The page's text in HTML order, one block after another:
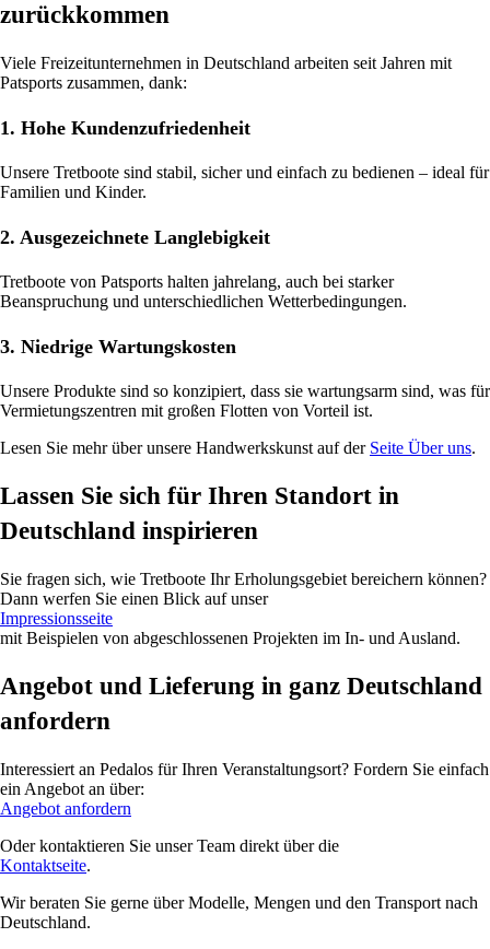
zurückkommen
Viele Freizeitunternehmen in Deutschland arbeiten seit Jahren mit
Patsports zusammen, dank:
1. Hohe Kundenzufriedenheit
Unsere Tretboote sind stabil, sicher und einfach zu bedienen – ideal für
Familien und Kinder.
2. Ausgezeichnete Langlebigkeit
Tretboote von Patsports halten jahrelang, auch bei starker
Beanspruchung und unterschiedlichen Wetterbedingungen.
3. Niedrige Wartungskosten
Unsere Produkte sind so konzipiert, dass sie wartungsarm sind, was für
Vermietungszentren mit großen Flotten von Vorteil ist.
Lesen Sie mehr über unsere Handwerkskunst auf der Seite Über uns.
Lassen Sie sich für Ihren Standort in
Deutschland inspirieren
Sie fragen sich, wie Tretboote Ihr Erholungsgebiet bereichern können?
Dann werfen Sie einen Blick auf unser
Impressionsseite
mit Beispielen von abgeschlossenen Projekten im In- und Ausland.
Angebot und Lieferung in ganz Deutschland
anfordern
Interessiert an Pedalos für Ihren Veranstaltungsort? Fordern Sie einfach
ein Angebot an über:
Angebot anfordern
Oder kontaktieren Sie unser Team direkt über die
Kontaktseite.
Wir beraten Sie gerne über Modelle, Mengen und den Transport nach
Deutschland.